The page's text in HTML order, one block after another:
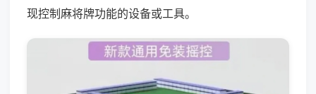
现控制麻将牌功能的设备或工具。